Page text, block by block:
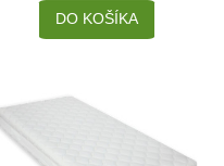
DO KOŠÍKA